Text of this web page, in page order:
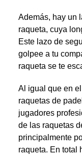
Además, hay un
raqueta, cuya
Este lazo de
golpee a tu
raqueta se te
Al igual que en
raquetas de
jugadores
de las raquetas
principalmente
raqueta. En total